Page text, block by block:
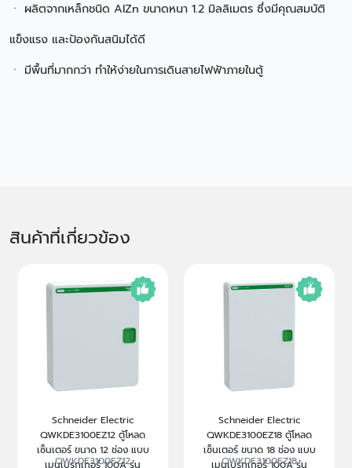
ㆍ ผลิตจากเหล็กชนิด AIZn ขนาดหนา 1.2 มิลลิเมตร ซึ่งมีคุณสมบัติ
แข็งแรง และป้องกันสนิมได้ดี
ㆍ มีพื้นที่มากกว่า ทำให้ง่ายในการเดินสายไฟฟ้าภายในตู้
สินค้าที่เกี่ยวข้อง
Schneider Electric
QWKDE3100EZ12 ตู้โหลด
เซ็นเตอร์ ขนาด 12 ช่อง แบบ
เมนเบรกเกอร์ 100A รุ่น
QWKDE3100EZ12
Schneider Electric
QWKDE3100EZ18 ตู้โหลด
เซ็นเตอร์ ขนาด 18 ช่อง แบบ
เมนเบรกเกอร์ 100A รุ่น
QWKDE3100EZ18